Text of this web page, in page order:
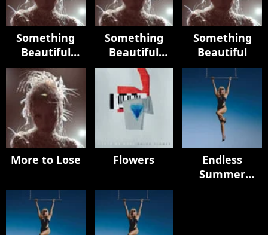
Something
Beautiful
(Deluxe)
Something
Beautiful
(Edits)
Something
Beautiful
More to Lose Flowers
Endless
Summer